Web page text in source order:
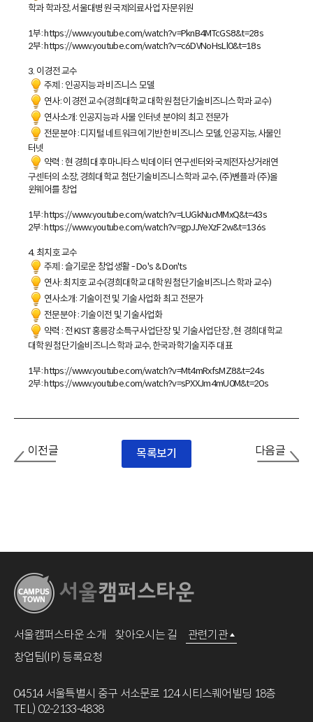
학과 학과장, 서울대병원 국제의료사업 자문위원
1부: https://www.youtube.com/watch?v=PknB4MTcGS8&t=28s
2부: https://www.youtube.com/watch?v=c6DVNoHsLl0&t=18s
3. 이경전 교수
주제 : 인공지능과 비즈니스 모델
연사: 이경전 교수(경희대학교 대학원 첨단기술비즈니스학과 교수)
연사소개: 인공지능과 사물 인터넷 분야의 최고 전문가
전문분야 : 디지털 네트워크에 기반한 비즈니스 모델, 인공지능, 사물인
터넷
약력 : 현 경희대 후마니타스 빅데이터 연구센터와 국제전자상거래연
구센터의 소장, 경희대학교 첨단기술비즈니스학과 교수, (주)벤플과 (주)올
윈웨어를 창업
1부: https://www.youtube.com/watch?v=LUGkNucMMxQ&t=43s
2부: https://www.youtube.com/watch?v=gpJJYeXzF2w&t=136s
4. 최치호 교수
주제 : 슬기로운 창업생활 - Do's & Don'ts
연사: 최치호 교수(경희대학교 대학원 첨단기술비즈니스학과 교수)
연사소개: 기술이전 및 기술사업화 최고 전문가
전문분야 : 기술이전 및 기술사업화
약력 : 전 KIST 홍릉강소특구사업단장 및 기술사업단장 , 현 경희대학교
대학원 첨단기술비즈니스학과 교수, 한국과학기술지주 대표
1부: https://www.youtube.com/watch?v=Mt4mRxfsMZ8&t=24s
2부: https://www.youtube.com/watch?v=sPXXJm4mU0M&t=20s
이전글 목록보기 다음글
서울캠퍼스타운 소개 찾아오시는 길
관련기관
창업팀(IP) 등록요청
04514 서울특별시 중구 서소문로 124 시티스퀘어빌딩 18층
TEL) 02-2133-4838